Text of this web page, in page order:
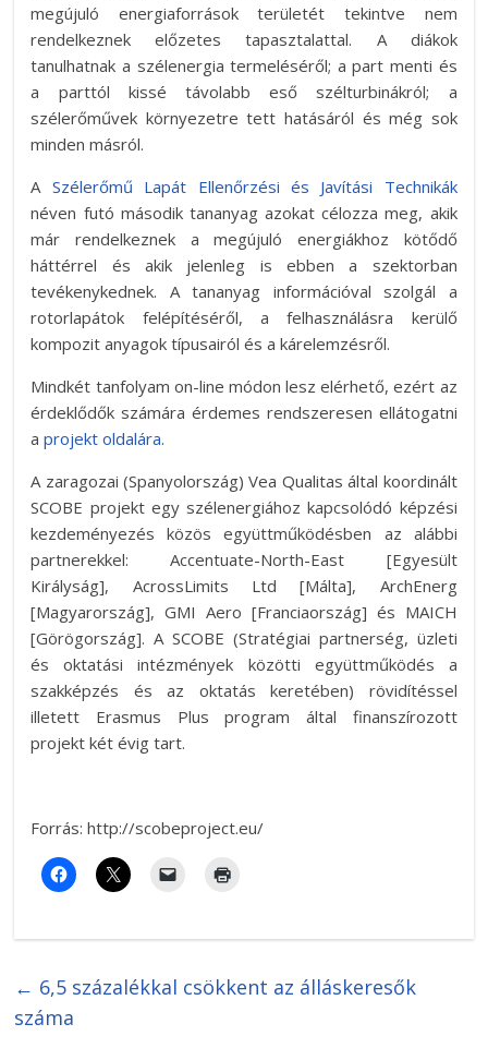
megújuló energiaforrások területét tekintve nem
rendelkeznek előzetes tapasztalattal. A diákok
tanulhatnak a szélenergia termeléséről; a part menti és
a parttól kissé távolabb eső szélturbinákról; a
szélerőművek környezetre tett hatásáról és még sok
minden másról.
A Szélerőmű Lapát Ellenőrzési és Javítási Technikák
néven futó második tananyag azokat célozza meg, akik
már rendelkeznek a megújuló energiákhoz kötődő
háttérrel és akik jelenleg is ebben a szektorban
tevékenykednek. A tananyag információval szolgál a
rotorlapátok felépítéséről, a felhasználásra kerülő
kompozit anyagok típusairól és a kárelemzésről.
Mindkét tanfolyam on-line módon lesz elérhető, ezért az
érdeklődők számára érdemes rendszeresen ellátogatni
aprojekt oldalára.
A zaragozai (Spanyolország) Vea Qualitas által koordinált
SCOBE projekt egy szélenergiához kapcsolódó képzési
kezdeményezés közös együttműködésben az alábbi
partnerekkel: Accentuate-North-East [Egyesült
Királyság], AcrossLimits Ltd [Málta], ArchEnerg
[Magyarország], GMI Aero [Franciaország] és MAICH
[Görögország]. A SCOBE (Stratégiai partnerség, üzleti
és oktatási intézmények közötti együttműködés a
szakképzés és az oktatás keretében) rövidítéssel
illetett Erasmus Plus program által finanszírozott
projekt két évig tart.
Forrás: http://scobeproject.eu/
← 6,5 százalékkal csökkent az álláskeresők
száma